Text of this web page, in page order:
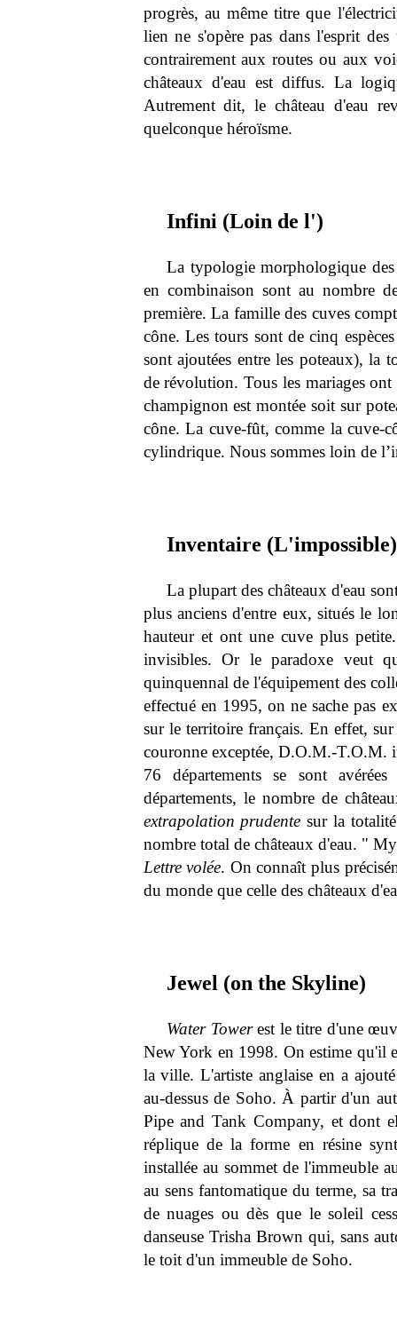
progrès, au même titre que
lien ne s'opère pas dans l'esprit
contrairement aux routes ou aux
châteaux d'eau est diffus. La
Autrement dit, le château d'eau
quelconque héroïsme.
Infini (Loin de l')
La typologie morphologique des
en combinaison sont au nombre
première. La famille des cuves
cône. Les tours sont de cinq
sont ajoutées entre les poteaux),
de révolution. Tous les mariages
champignon est montée soit sur
cône. La cuve-fût, comme la cuve-
cylindrique. Nous sommes loin de
Inventaire (L'impossible)
La plupart des châteaux d'eau
plus anciens d'entre eux, situés le
hauteur et ont une cuve plus
invisibles. Or le paradoxe veut
quinquennal de l'équipement des
effectué en 1995, on ne sache pas
sur le territoire français. En effet,
couronne exceptée, D.O.M.-T.O.M.
76 départements se sont
départements, le nombre de
extrapolation prudente sur la
nombre total de châteaux d'eau. "
Lettre volée. On connaît plus
du monde que celle des châteaux
Jewel (on the Skyline)
Water Towerest le titre d'une
New York en 1998. On estime qu'il
la ville. L'artiste anglaise en a
au-dessus de Soho. À partir d'un
Pipe and Tank Company, et dont
réplique de la forme en résine
installée au sommet de l'immeuble
au sens fantomatique du terme, sa
de nuages ou dès que le soleil
danseuse Trisha Brown qui, sans
le toit d'un immeuble de Soho.